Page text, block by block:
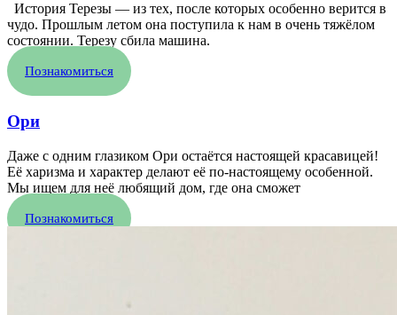
История Терезы — из тех, после которых особенно верится в
чудо. Прошлым летом она поступила к нам в очень тяжёлом
состоянии. Терезу сбила машина.
Познакомиться
Ори
Даже с одним глазиком Ори остаётся настоящей красавицей!
Её харизма и характер делают её по-настоящему особенной.
Мы ищем для неё любящий дом, где она сможет
Познакомиться